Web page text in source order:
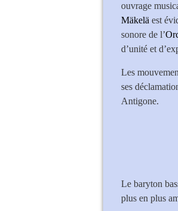
ouvrage
Mäkelä est
sonore de l’
d’unité et
Les
ses
Antigone.
Le baryton
plus en plus